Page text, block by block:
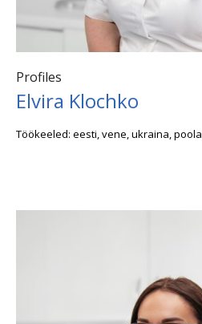
Profiles
Elvira Klochko
Töökeeled: eesti, vene, ukraina, poola